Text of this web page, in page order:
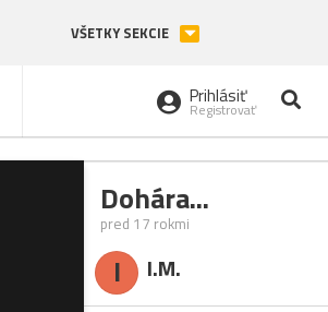
VŠETKY SEKCIE
Prihlásiť
Registrovať
Dohára...
pred 17 rokmi
I I.M.